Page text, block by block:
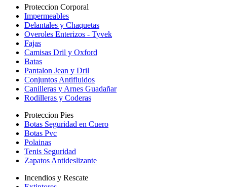
Proteccion Corporal
Impermeables
Delantales y Chaquetas
Overoles Enterizos - Tyvek
Fajas
Camisas Dril y Oxford
Batas
Pantalon Jean y Dril
Conjuntos Antifluidos
Canilleras y Arnes Guadañar
Rodilleras y Coderas
Proteccion Pies
Botas Seguridad en Cuero
Botas Pvc
Polainas
Tenis Seguridad
Zapatos Antideslizante
Incendios y Rescate